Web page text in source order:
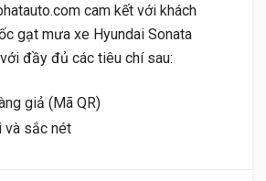
cam kết với khách
gạt mưa xe Hyundai Sonata
đầy đủ các tiêu chí sau:
giả (Mã QR)
và sắc nét